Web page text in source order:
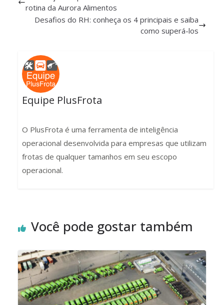
rotina da Aurora Alimentos
Desafios do RH: conheça os 4 principais e saiba
como superá-los
Equipe PlusFrota
O PlusFrota é uma ferramenta de inteligência
operacional desenvolvida para empresas que utilizam
frotas de qualquer tamanhos em seu escopo
operacional.
Você pode gostar também